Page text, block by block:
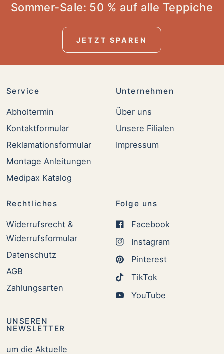
Sommer-Sale: 50 % auf alle Teppiche
JETZT SPAREN
Service
Abholtermin
Kontaktformular
Reklamationsformular
Montage Anleitungen
Medipax Katalog
Unternehmen
Über uns
Unsere Filialen
Impressum
Rechtliches
Widerrufsrecht &
Widerrufsformular
Datenschutz
AGB
Zahlungsarten
Folge uns
Facebook
Instagram
Pinterest
TikTok
YouTube
UNSEREN
NEWSLETTER
um die Aktuelle